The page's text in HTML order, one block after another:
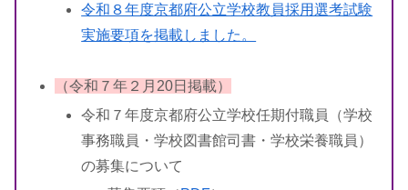
令和８年度京都府公立学校教員採用選考試験
実施要項を掲載しました。
（令和７年２月20日掲載）
令和７年度京都府公立学校任期付職員（学校
事務職員・学校図書館司書・学校栄養職員）
の募集について